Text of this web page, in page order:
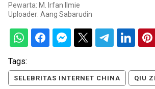
Pewarta: M. Irfan Ilmie
Uploader: Aang Sabarudin
Tags:
SELEBRITAS INTERNET CHINA QIU